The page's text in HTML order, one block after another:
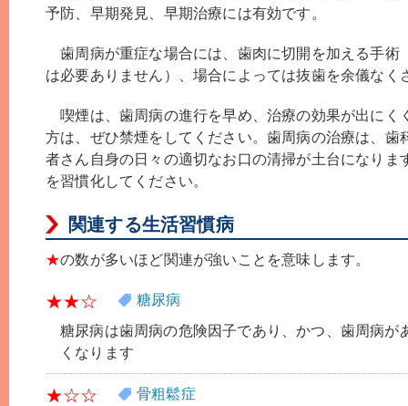
予防、早期発見、早期治療には有効です。
歯周病が重症な場合には、歯肉に切開を加える手術
は必要ありません）、場合によっては抜歯を余儀なく
喫煙は、歯周病の進行を早め、治療の効果が出にく
方は、ぜひ禁煙をしてください。歯周病の治療は、歯
者さん自身の日々の適切なお口の清掃が土台になりま
を習慣化してください。
関連する生活習慣病
★の数が多いほど関連が強いことを意味します。
★★☆
糖尿病
糖尿病は歯周病の危険因子であり、かつ、歯周病が
くなります
★☆☆
骨粗鬆症